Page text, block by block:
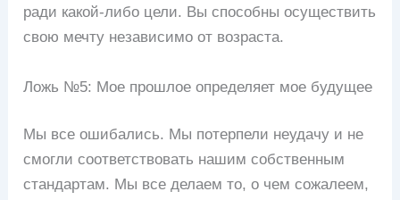
ради какой-либо цели. Вы способны осуществить
свою мечту независимо от возраста.
Ложь №5: Мое прошлое определяет мое будущее
Мы все ошибались. Мы потерпели неудачу и не
смогли соответствовать нашим собственным
стандартам. Мы все делаем то, о чем сожалеем,